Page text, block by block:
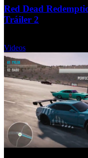
Red Dead
Tráiler 2
Videos